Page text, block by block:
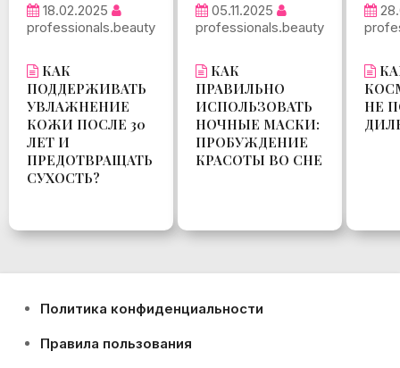
18.02.2025
professionals.beauty
КАК
ПОДДЕРЖИВАТЬ
УВЛАЖНЕНИЕ
КОЖИ ПОСЛЕ 30
ЛЕТ И
ПРЕДОТВРАЩАТЬ
СУХОСТЬ?
05.11.2025
professionals.beauty
КАК
ПРАВИЛЬНО
ИСПОЛЬЗОВАТЬ
НОЧНЫЕ МАСКИ:
ПРОБУЖДЕНИЕ
КРАСОТЫ ВО СНЕ
НЕ
Политика конфиденциальности
Правила пользования